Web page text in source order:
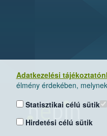
Adatkezelési
élmény érdekében,
Statisztikai célú sütik
Hirdetési célú sütik